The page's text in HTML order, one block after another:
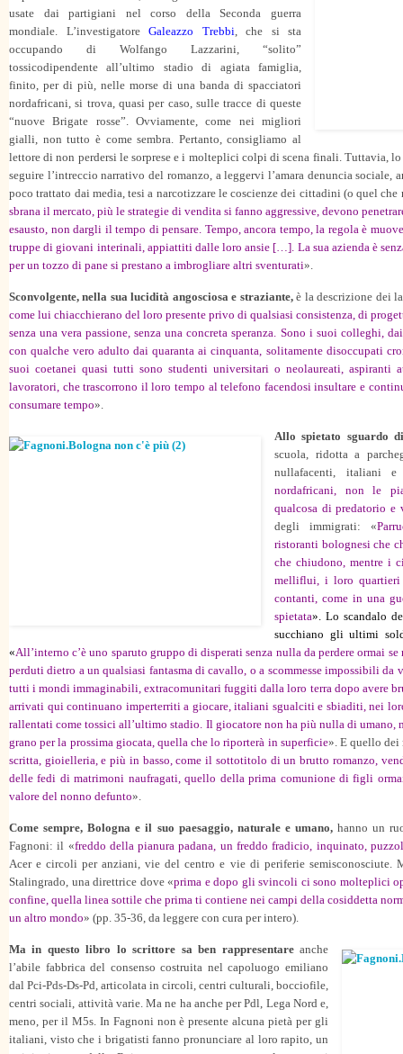
usate dai partigiani nel corso della Seconda guerra
mondiale. L’investigatore Galeazzo Trebbi , che si sta
occupando di Wolfango Lazzarini, “solito”
tossicodipendente all’ultimo stadio di agiata famiglia,
finito, per di più, nelle morse di una banda di spacciatori
nordafricani, si trova, quasi per caso, sulle tracce di queste
“nuove Brigate rosse”. Ovviamente, come nei migliori
gialli, non tutto è come sembra. Pertanto, consigliamo al
lettore di non perdersi le sorprese e i molteplici colpi di scena finali. Tuttavia, lo
seguire l’intreccio narrativo del romanzo, a leggervi l’amara denuncia sociale,
poco trattato dai media, tesi a narcotizzare le coscienze dei cittadini (o quel che
sbrana il mercato, più le strategie di vendita si fanno aggressive, devono
esausto, non dargli il tempo di pensare. Tempo, ancora tempo, la regola è
truppe di giovani interinali, appiattiti dalle loro ansie […]. La sua azienda è
per un tozzo di pane si prestano a imbrogliare altri sventurati».
Sconvolgente, nella sua lucidità angosciosa e straziante,è la descrizione dei
come lui chiacchierano del loro presente privo di qualsiasi consistenza, di
senza una vera passione, senza una concreta speranza. Sono i suoi colleghi,
con qualche vero adulto dai quaranta ai cinquanta, solitamente disoccupati
suoi coetanei quasi tutti sono studenti universitari o neolaureati, aspiranti
lavoratori, che trascorrono il loro tempo al telefono facendosi insultare e
consumare tempo».
Allo spietato sguardo
scuola, ridotta a
nullafacenti, italiani
nordafricani, non le
qualcosa di predatorio e
degli immigrati: «
ristoranti bolognesi che
che chiudono, mentre i
melliflui, i loro quartieri
contanti, come in una
spietata». Lo scandalo
succhiano gli ultimi
«All’interno c’è uno sparuto gruppo di disperati senza nulla da perdere ormai
perduti dietro a un qualsiasi fantasma di cavallo, o a scommesse impossibili da
tutti i mondi immaginabili, extracomunitari fuggiti dalla loro terra dopo avere
arrivati qui continuano imperterriti a giocare, italiani sgualciti e sbiaditi, nei
rallentati come tossici all’ultimo stadio. Il giocatore non ha più nulla di umano,
grano per la prossima giocata, quella che lo riporterà in superficie». E quello dei
scritta, gioielleria, e più in basso, come il sottotitolo di un brutto romanzo,
delle fedi di matrimoni naufragati, quello della prima comunione di figli
valore del nonno defunto».
Come sempre, Bologna e il suo paesaggio, naturale e umano, hanno un
Fagnoni: il «freddo della pianura padana, un freddo fradicio, inquinato,
Acer e circoli per anziani, vie del centro e vie di periferie semisconosciute.
Stalingrado, una direttrice dove «prima e dopo gli svincoli ci sono molteplici
confine, quella linea sottile che prima ti contiene nei campi della cosiddetta
un altro mondo» (pp. 35-36, da leggere con cura per intero).
Ma in questo libro lo scrittore sa ben rappresentareanche
l’abile fabbrica del consenso costruita nel capoluogo emiliano
dal Pci-Pds-Ds-Pd, articolata in circoli, centri culturali, bocciofile,
centri sociali, attività varie. Ma ne ha anche per Pdl, Lega Nord e,
meno, per il M5s. In Fagnoni non è presente alcuna pietà per gli
italiani, visto che i brigatisti fanno pronunciare al loro rapito, un